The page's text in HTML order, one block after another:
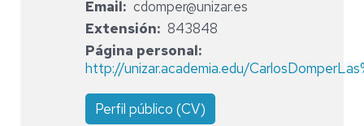
Email
cdomper@unizar.es
Extensión
843848
Página personal
http://unizar.academia.edu/
Perfil público (CV)